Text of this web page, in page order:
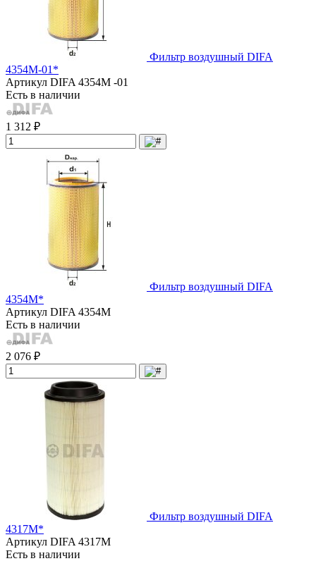
Фильтр воздушный DIFA
4354М-01*
Артикул DIFA 4354М -01
Есть в наличии
1 312 ₽
Фильтр воздушный DIFA
4354М*
Артикул DIFA 4354M
Есть в наличии
2 076 ₽
Фильтр воздушный DIFA
4317М*
Артикул DIFA 4317М
Есть в наличии